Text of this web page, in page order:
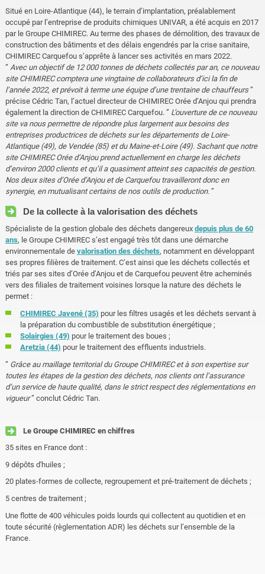
Situé en Loire-Atlantique (44), le terrain d’implantation, préalablement
occupé par l’entreprise de produits chimiques UNIVAR, a été acquis en 2017
par le Groupe CHIMIREC. Au terme des phases de démolition, des travaux de
construction des bâtiments et des délais engendrés par la crise sanitaire,
CHIMIREC Carquefou s’apprête à lancer ses activités en mars 2022.
” Avec un objectif de 12 000 tonnes de déchets collectés par an, ce nouveau
site CHIMIREC comptera une vingtaine de collaborateurs d’ici la fin de
l’année 2022, et prévoit à terme une équipe d’une trentaine de chauffeurs”
précise Cédric Tan, l’actuel directeur de CHIMIREC Orée d’Anjou qui prendra
également la direction de CHIMIREC Carquefou. ” L’ouverture de ce nouveau
site va nous permettre de répondre plus largement aux besoins des
entreprises productrices de déchets sur les départements de Loire-
Atlantique (49), de Vendée (85) et du Maine-et-Loire (49). Sachant que notre
site CHIMIREC Orée d’Anjou prend actuellement en charge les déchets
d’environ 2000 clients et qu’il a quasiment atteint ses capacités de gestion.
Nos deux sites d’Orée d’Anjou et de Carquefou travailleront donc en
synergie, en mutualisant certains de nos outils de production. ”
De la collecte à la valorisation des déchets
Spécialiste de la gestion globale des déchets dangereux depuis plus de 60
ans, le Groupe CHIMIREC s’est engagé très tôt dans une démarche
environnementale de valorisation des déchets, notamment en développant
ses propres filières de traitement. C’est ainsi que les déchets collectés et
triés par ses sites d’Orée d’Anjou et de Carquefou peuvent être acheminés
vers des filiales de traitement voisines lorsque la nature des déchets le
permet :
CHIMIREC Javené (35) pour les filtres usagés et les déchets servant à
la préparation du combustible de substitution énergétique ;
Solairgies (49) pour le traitement des boues ;
Aretzia (44) pour le traitement des effluents industriels.
” Grâce au maillage territorial du Groupe CHIMIREC et à son expertise sur
toutes les étapes de la gestion des déchets, nos clients ont l’assurance
d’un service de haute qualité, dans le strict respect des réglementations en
vigueur” conclut Cédric Tan.
Le Groupe CHIMIREC en chiffres
35 sites en France dont :
9 dépôts d'huiles ;
20 plates-formes de collecte, regroupement et pré-traitement de déchets ;
5 centres de traitement ;
Une flotte de 400 véhicules poids lourds qui collectent au quotidien et en
toute sécurité (règlementation ADR) les déchets sur l’ensemble de la
France.